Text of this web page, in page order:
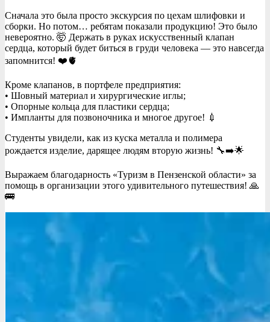
Сначала это была просто экскурсия по цехам шлифовки и
сборки. Но потом… ребятам показали продукцию! Это было
невероятно. 🤯 Держать в руках искусственный клапан
сердца, который будет биться в груди человека — это навсегда
запомнится! ❤️🫀
Кроме клапанов, в портфеле предприятия:
• Шовный материал и хирургические иглы;
• Опорные кольца для пластики сердца;
• Импланты для позвоночника и многое другое! 💉
Студенты увидели, как из куска металла и полимера
рождается изделие, дарящее людям вторую жизнь! 🔧➡️🌟
Выражаем благодарность «Туризм в Пензенской области» за
помощь в организации этого удивительного путешествия! 🙏
🚌